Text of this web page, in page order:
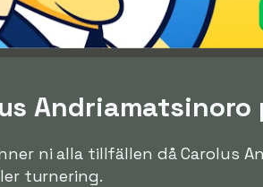
ni alla tillfällen då Carolus
turnering.